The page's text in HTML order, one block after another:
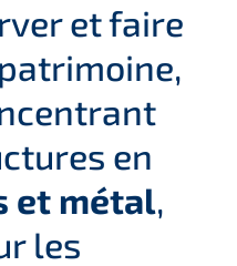
et faire
en
et métal,
les